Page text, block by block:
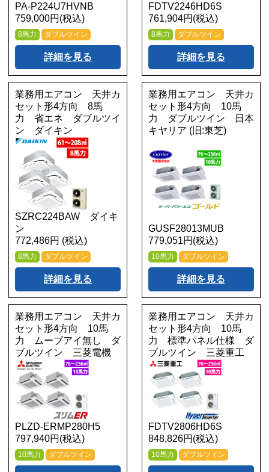
PA-P224U7HVNB
759,000円(税込)
8馬力 ダブルツイン
詳細を見る
FDTV2246HD6S
761,904円(税込)
8馬力 ダブルツイン
詳細を見る
業務用エアコン 天井カ
セット形4方向 8馬
力 省エネ ダブルツイ
ン ダイキン
SZRC224BAW ダイキ
ン
772,486円 (税込)
8馬力 ダブルツイン
詳細を見る
業務用エアコン 天井カ
セット形4方向 10馬
力 ダブルツイン 日本
キヤリア (旧:東芝)
GUSF28013MUB
779,051円(税込)
10馬力 ダブルツイン
詳細を見る
業務用エアコン 天井カ
セット形4方向 10馬
力 ムーブアイ無し ダ
ブルツイン 三菱電機
PLZD-ERMP280H5
797,940円(税込)
10馬力 ダブルツイン
業務用エアコン 天井カ
セット形4方向 10馬
力 標準パネル仕様 ダ
ブルツイン 三菱重工
FDTV2806HD6S
848,826円(税込)
10馬力 ダブルツイン